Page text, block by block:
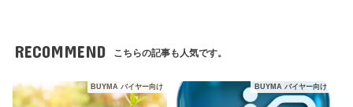
RECOMMEND こちらの記事も人気です。
BUYMA バイヤー向け BUYMA バイヤー向け